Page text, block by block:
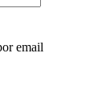
email